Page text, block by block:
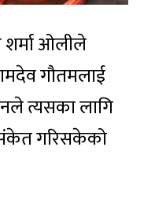
शर्मा ओलीले
गौतमलाई
त्यसका लागि
गरिसकेको